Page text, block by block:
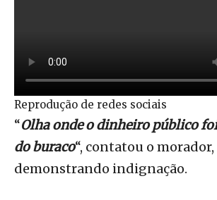
Reprodução de redes sociais
“Olha onde o dinheiro público
do buraco“, contatou o morador,
demonstrando indignação.